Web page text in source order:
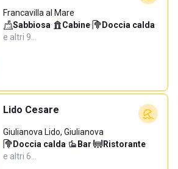
Francavilla al Mare
Sabbiosa· Cabine· Doccia calda·
e altri 9…
Lido Cesare
Giulianova Lido, Giulianova
Doccia calda· Bar· Ristorante·
e altri 6…